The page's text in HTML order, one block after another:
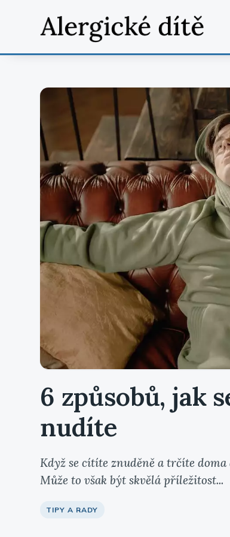
6 způsobů, jak
nudíte
Když se cítíte znuděně a trčíte
Může to však být skvělá příležitost...
TIPY A RADY